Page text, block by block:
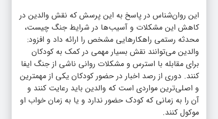
این روان‌شناس در پاسخ به این پرسش که نقش والدین در
کاهش این مشکلات و آسیب‌ها در شرایط جنگ چیست،
محدثه رستمی راهکارهایی مشخص را ارائه داد و افزود:
والدین می‌توانند نقش بسیار مهمی در کمک به کودکان
برای مقابله با استرس و مشکلات روانی ناشی از جنگ ایفا
کنند. دوری از رصد اخبار در حضور کودکان یکی از مهمترین
و اصلی‌ترین مواردی است که والدین باید رعایت کنند و
آن را به زمانی که کودک حضور ندارد و یا به زمان خواب او
موکول کنند.